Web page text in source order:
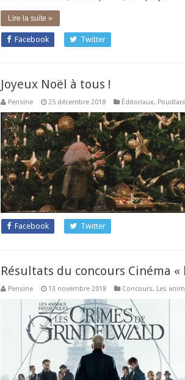
Lire la suite »
Facebook Twitter
Joyeux Noël à tous !
Pensine 25 décembre 2018 Éditoriaux,
Facebook Twitter
Résultats du concours Cinéma
Pensine 13 novembre 2018 Concours, Les